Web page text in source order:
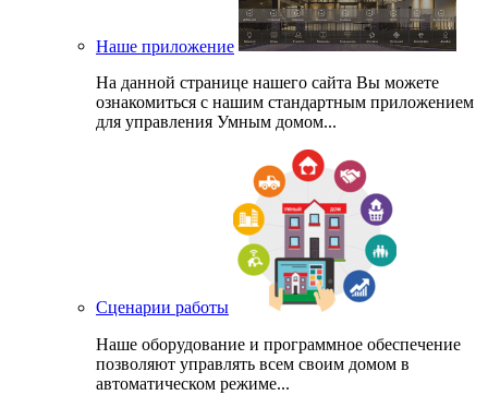
Наше приложение
На данной странице нашего сайта Вы можете
ознакомиться с нашим стандартным приложением
для управления Умным домом...
Сценарии работы
Наше оборудование и программное обеспечение
позволяют управлять всем своим домом в
автоматическом режиме...